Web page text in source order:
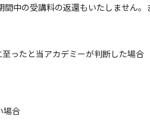
中の受講料の返還もいたしません
ったと当アカデミーが判断した場合
場合